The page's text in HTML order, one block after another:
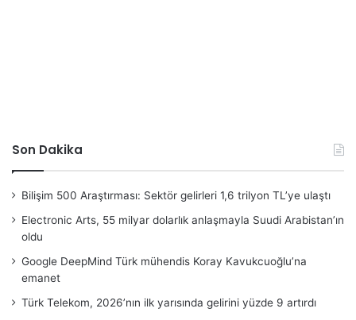
Son Dakika
Bilişim 500 Araştırması: Sektör gelirleri 1,6 trilyon TL’ye ulaştı
Electronic Arts, 55 milyar dolarlık anlaşmayla Suudi Arabistan’ın
oldu
Google DeepMind Türk mühendis Koray Kavukcuoğlu’na
emanet
Türk Telekom, 2026’nın ilk yarısında gelirini yüzde 9 artırdı